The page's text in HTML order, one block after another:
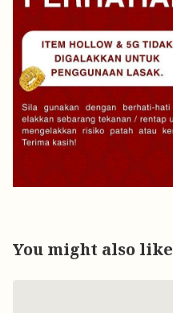
You might also like